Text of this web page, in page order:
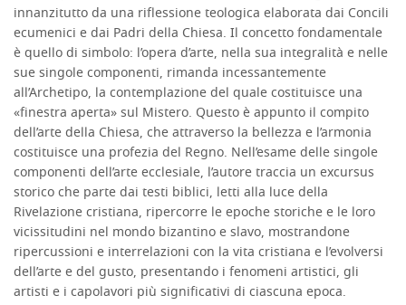
innanzitutto da una riflessione teologica elaborata dai Concili
ecumenici e dai Padri della Chiesa. Il concetto fondamentale
è quello di simbolo: l’opera d’arte, nella sua integralità e nelle
sue singole componenti, rimanda incessantemente
all’Archetipo, la contemplazione del quale costituisce una
«finestra aperta» sul Mistero. Questo è appunto il compito
dell’arte della Chiesa, che attraverso la bellezza e l’armonia
costituisce una profezia del Regno. Nell’esame delle singole
componenti dell’arte ecclesiale, l’autore traccia un excursus
storico che parte dai testi biblici, letti alla luce della
Rivelazione cristiana, ripercorre le epoche storiche e le loro
vicissitudini nel mondo bizantino e slavo, mostrandone
ripercussioni e interrelazioni con la vita cristiana e l’evolversi
dell’arte e del gusto, presentando i fenomeni artistici, gli
artisti e i capolavori più significativi di ciascuna epoca.